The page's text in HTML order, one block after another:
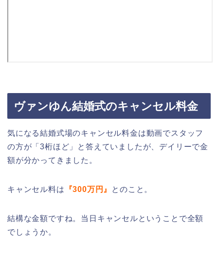
ヴァンゆん結婚式のキャンセル料金
気になる結婚式場のキャンセル料金は動画でスタッフ
の方が「3桁ほど」と答えていましたが、デイリーで金
額が分かってきました。
キャンセル料は 『300万円』 とのこと。
結構な金額ですね。当日キャンセルということで全額
でしょうか。